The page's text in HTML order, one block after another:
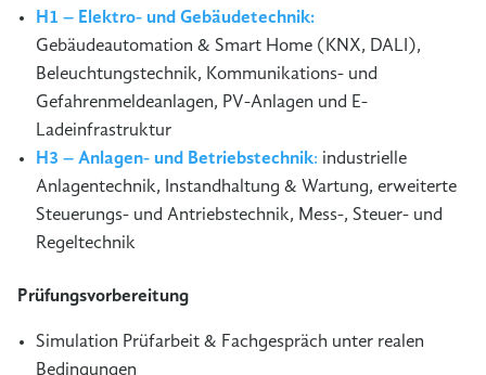
H1 – Elektro- und Gebäudetechnik:
Gebäudeautomation & Smart Home (KNX, DALI),
Beleuchtungstechnik, Kommunikations- und
Gefahrenmeldeanlagen, PV-Anlagen und E-
Ladeinfrastruktur
H3 – Anlagen- und Betriebstechnik: industrielle
Anlagentechnik, Instandhaltung & Wartung, erweiterte
Steuerungs- und Antriebstechnik, Mess-, Steuer- und
Regeltechnik
Prüfungsvorbereitung
Simulation Prüfarbeit & Fachgespräch unter realen
Bedingungen